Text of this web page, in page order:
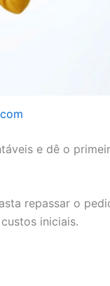
e dê o
repassar o
iniciais.